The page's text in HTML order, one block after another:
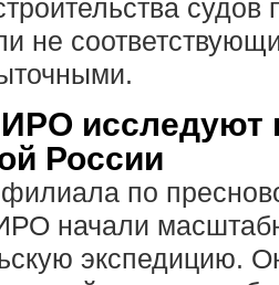
судов
не
исследуют
России
по
начали
экспедицию.